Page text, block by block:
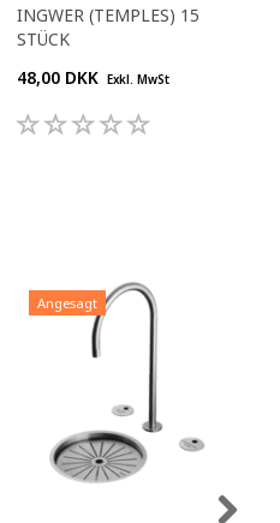
INGWER (TEMPLES) 15
STÜCK
48,00 DKK Exkl. MwSt
Angesagt